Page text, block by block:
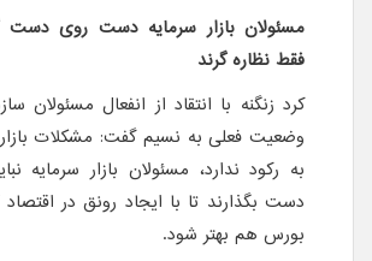
مسئولان بازار سرمایه دست روی دست
فقط نظاره گرند
کرد زنگنه با انتقاد از انفعال مسئولان
وضعیت فعلی به نسیم گفت: مشکلات
به رکود ندارد، مسئولان بازار سرمایه
دست بگذارند تا با ایجاد رونق در
بورس هم بهتر شود.